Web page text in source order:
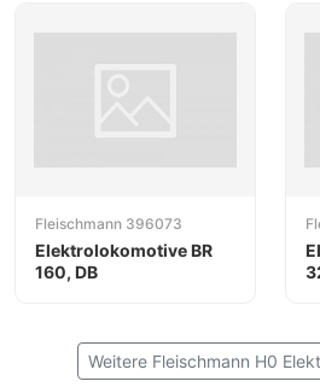
Fleischmann 396073
Elektrolokomotive BR
160, DB
Weitere Fleischmann H0